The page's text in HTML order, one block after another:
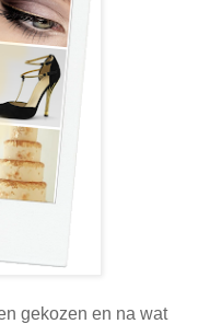
gekozen en na wat